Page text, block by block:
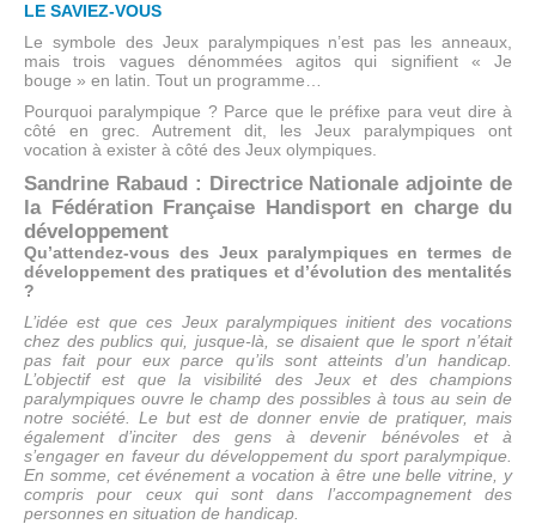
LE SAVIEZ-VOUS
Le symbole des Jeux paralympiques n’est pas les anneaux,
mais trois vagues dénommées agitos qui signifient « Je
bouge » en latin. Tout un programme…
Pourquoi paralympique ? Parce que le préfixe para veut dire à
côté en grec. Autrement dit, les Jeux paralympiques ont
vocation à exister à côté des Jeux olympiques.
Sandrine Rabaud : Directrice Nationale adjointe de
la Fédération Française Handisport en charge du
développement
Qu’attendez-vous des Jeux paralympiques en termes de
développement des pratiques et d’évolution des mentalités
?
L’idée est que ces Jeux paralympiques initient des vocations
chez des publics qui, jusque-là, se disaient que le sport n’était
pas fait pour eux parce qu’ils sont atteints d’un handicap.
L’objectif est que la visibilité des Jeux et des champions
paralympiques ouvre le champ des possibles à tous au sein de
notre société. Le but est de donner envie de pratiquer, mais
également d’inciter des gens à devenir bénévoles et à
s’engager en faveur du développement du sport paralympique.
En somme, cet événement a vocation à être une belle vitrine, y
compris pour ceux qui sont dans l’accompagnement des
personnes en situation de handicap.